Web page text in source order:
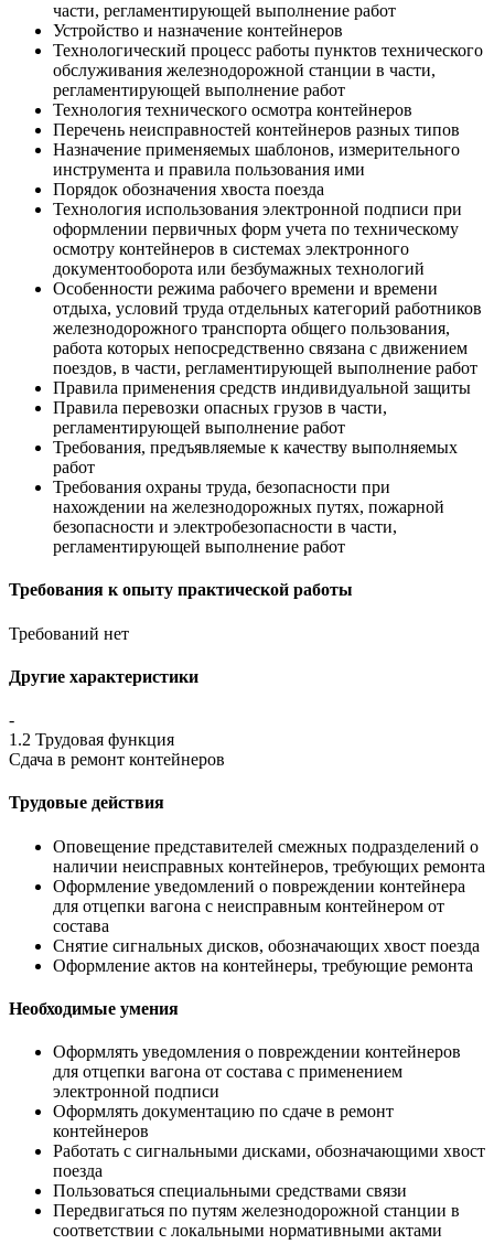
части, регламентирующей выполнение работ
Устройство и назначение контейнеров
Технологический процесс работы пунктов технического
обслуживания железнодорожной станции в части,
регламентирующей выполнение работ
Технология технического осмотра контейнеров
Перечень неисправностей контейнеров разных типов
Назначение применяемых шаблонов, измерительного
инструмента и правила пользования ими
Порядок обозначения хвоста поезда
Технология использования электронной подписи при
оформлении первичных форм учета по техническому
осмотру контейнеров в системах электронного
документооборота или безбумажных технологий
Особенности режима рабочего времени и времени
отдыха, условий труда отдельных категорий работников
железнодорожного транспорта общего пользования,
работа которых непосредственно связана с движением
поездов, в части, регламентирующей выполнение работ
Правила применения средств индивидуальной защиты
Правила перевозки опасных грузов в части,
регламентирующей выполнение работ
Требования, предъявляемые к качеству выполняемых
работ
Требования охраны труда, безопасности при
нахождении на железнодорожных путях, пожарной
безопасности и электробезопасности в части,
регламентирующей выполнение работ
Требования к опыту практической работы
Требований нет
Другие характеристики
-
1.2 Трудовая функция
Сдача в ремонт контейнеров
Трудовые действия
Оповещение представителей смежных подразделений о
наличии неисправных контейнеров, требующих ремонта
Оформление уведомлений о повреждении контейнера
для отцепки вагона с неисправным контейнером от
состава
Снятие сигнальных дисков, обозначающих хвост поезда
Оформление актов на контейнеры, требующие ремонта
Необходимые умения
Оформлять уведомления о повреждении контейнеров
для отцепки вагона от состава с применением
электронной подписи
Оформлять документацию по сдаче в ремонт
контейнеров
Работать с сигнальными дисками, обозначающими хвост
поезда
Пользоваться специальными средствами связи
Передвигаться по путям железнодорожной станции в
соответствии с локальными нормативными актами